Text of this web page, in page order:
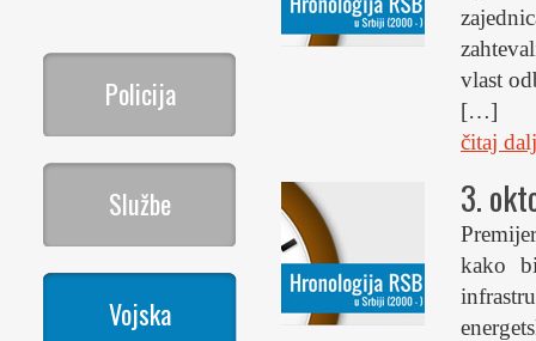
Policija
Službe
Vojska
vlast
[…]
čitaj
3.
kako